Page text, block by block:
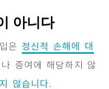
아니다
은 정신적 손해에 대
증여에 해당하지 않
않습니다.